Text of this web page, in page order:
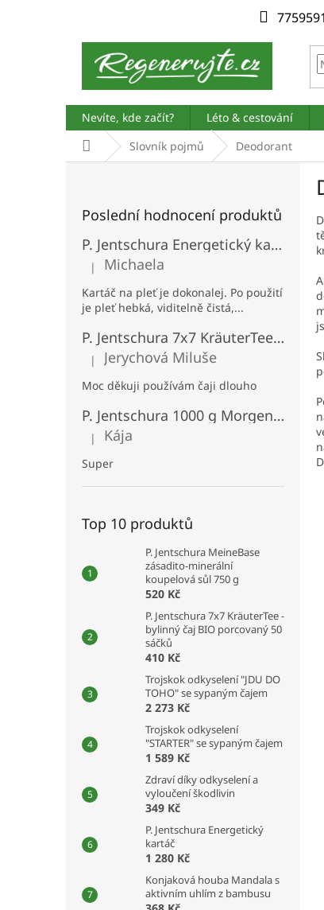
Nevíte, kde začít? Léto & cestování
Domů Slovník pojmů Deodorant
Poslední hodnocení produktů
P. Jentschura Energetický kartáč na obličej
Hodnocení produktu je 5 z 5 hvězdiček.
| Michaela
Kartáč na pleť je dokonalej. Po použití
je pleť hebká, viditelně čistá,...
P. Jentschura 7x7 KräuterTee - bylinný čaj BIO porcovaný 100 sáčků
Hodnocení produktu je 5 z 5 hvězdiček.
| Jerychová Miluše
Moc děkuji používám čaji dlouho
P. Jentschura 1000 g MorgenStund snídaňová kaše bezlepková BIO
Hodnocení produktu je 5 z 5 hvězdiček.
| Kája
Super
Top 10 produktů
P. Jentschura MeineBase
zásadito-minerální
koupelová sůl 750 g
520 Kč
P. Jentschura 7x7 KräuterTee -
bylinný čaj BIO porcovaný 50
sáčků
410 Kč
Trojskok odkyselení "JDU DO
TOHO" se sypaným čajem
2 273 Kč
Trojskok odkyselení
"STARTER" se sypaným čajem
1 589 Kč
Zdraví díky odkyselení a
vyloučení škodlivin
349 Kč
P. Jentschura Energetický
kartáč
1 280 Kč
Konjaková houba Mandala s
aktivním uhlím z bambusu